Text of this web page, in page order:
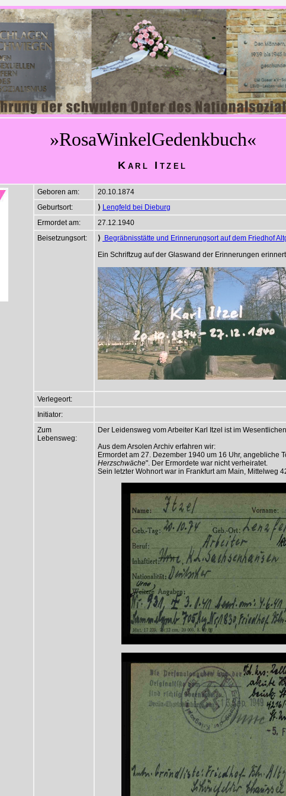
»RosaWinkelGedenkbuch«
Karl Itzel
Geboren am:
20.10.1874
Geburtsort:
⟩ Lengfeld bei Dieburg
Ermordet am:
27.12.1940
Beisetzungsort:
⟩
Begräbnisstätte und Erinnerungsort auf dem Friedhof
Ein Schriftzug auf der Glaswand der Erinnerungen
Verlegeort:
Initiator:
Zum
Lebensweg:
Der Leidensweg vom Arbeiter Karl Itzel ist im
Aus dem Arsolen Archiv erfahren wir:
Ermordet am 27. Dezember 1940 um 16 Uhr, angebliche
Herzschwäche". Der Ermordete war nicht verheiratet.
Sein letzter Wohnort war in Frankfurt am Main, Mittelweg